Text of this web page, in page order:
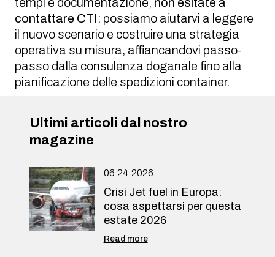
contattare CTI: possiamo aiutarvi a leggere
il nuovo scenario e costruire una strategia
operativa su misura, affiancandovi passo-
passo dalla consulenza doganale fino alla
pianificazione delle spedizioni container.
Ultimi articoli dal nostro
magazine
06.24.2026
Crisi Jet fuel in Europa:
cosa aspettarsi per questa
estate 2026
Read more